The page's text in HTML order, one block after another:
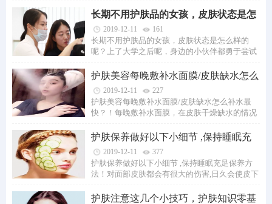
长期不用护肤品的女孩，皮肤状态是怎
么样的呢
2019-12-11 161
长期不用护肤品的女孩，皮肤状态是怎么样的
呢？上了大学之后呢，身边的小伙伴都勇于尝试
护肤美容每晚敷补水面膜/皮肤缺水怎么
补水最快
2019-12-11 227
护肤美容每晚敷补水面膜/皮肤缺水怎么补水最
快？！每晚敷补水面膜，在皮肤干燥缺水的情况
护肤保养做好以下小细节 ,保持睡眠充
足保养方法
2019-12-11 377
护肤保养做好以下小细节 ,保持睡眠充足保养方
法！对面部皮肤都会有很大的伤害,日久会使皮下
护肤注意这几个小技巧，护肤知识零基